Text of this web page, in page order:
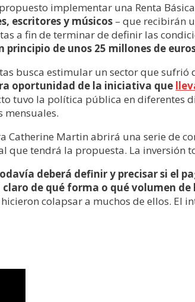
implementar una Renta
escritores y músicos – que recibirán
a fin de terminar de definir las
principio de unos 25 millones de
busca estimular un sector que
oportunidad de la iniciativa que
tuvo la política pública en diferentes
mensuales.
Catherine Martin abrirá una serie de
que tendrá la propuesta. La inversión
deberá definir y precisar si el
de qué forma o qué volumen de
colapsar a muchos de ellos.